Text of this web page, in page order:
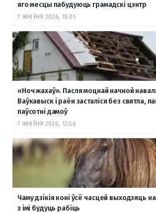
яго месцы пабудуюць грамадскі цэнтр
7 ЖНІЎНЯ 2026, 15:05
«Ноч жахаў». Пасля моцнай начной
Ваўкавыск і раён засталіся без святла,
паўсотні дамоў
7 ЖНІЎНЯ 2026, 12:56
Чаму дзікія коні ўсё часцей выходзяць
з імі будуць рабіць